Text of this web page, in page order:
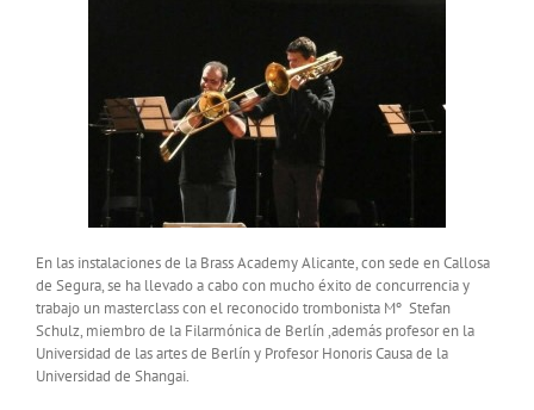
En las instalaciones de la Brass Academy Alicante, con sede en Callosa
de Segura, se ha llevado a cabo con mucho éxito de concurrencia y
trabajo un masterclass con el reconocido trombonista Mº Stefan
Schulz, miembro de la Filarmónica de Berlín ,además profesor en la
Universidad de las artes de Berlín y Profesor Honoris Causa de la
Universidad de Shangai.